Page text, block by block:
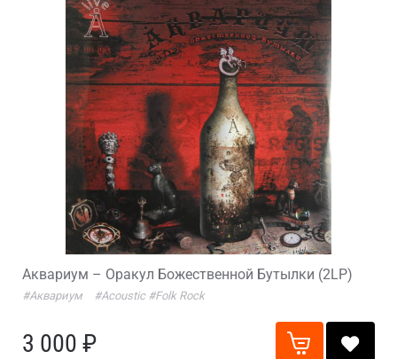
Аквариум – Оракул Божественной Бутылки (2LP)
#Аквариум #Acoustic #Folk Rock
3 000 ₽